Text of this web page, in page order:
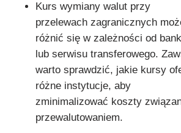
Kurs wymiany walut przy
przelewach zagranicznych
różnić się w zależności od
lub serwisu transferowego.
warto sprawdzić, jakie kursy
różne instytucje, aby
zminimalizować koszty
przewalutowaniem.